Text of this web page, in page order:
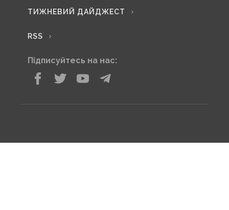
ТИЖНЕВИЙ ДАЙДЖЕСТ
RSS
Підписуйтесь на нас: